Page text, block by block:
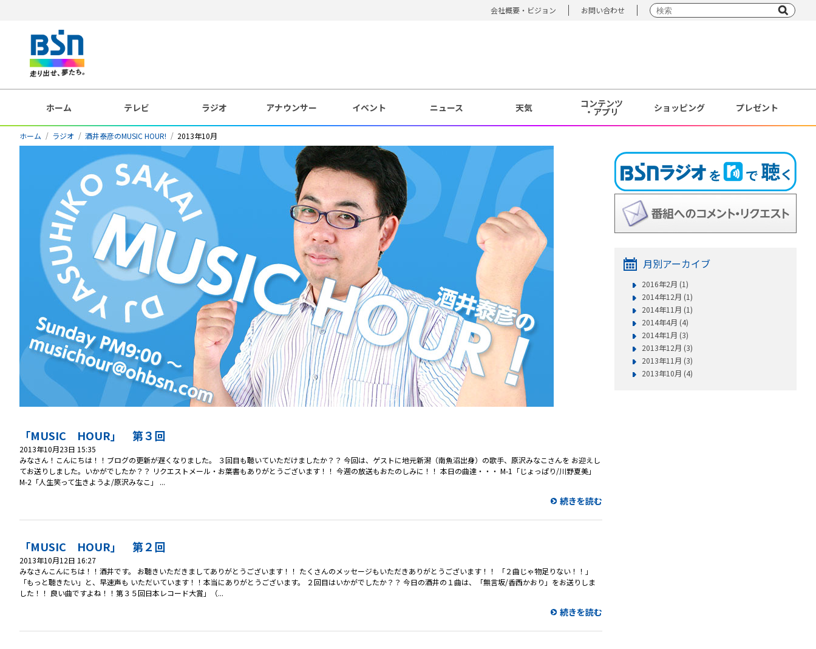
会社概要・ビジョン お問い合わせ
ホーム テレビ ラジオ アナウンサー イベント ニュース 天気 コンテンツ
・アプリ ショッピング プレゼント
ホーム ラジオ 酒井泰彦のMUSIC HOUR! 2013年10月
「MUSIC HOUR」 第３回
2013年10月23日 15:35
みなさん！こんにちは！！ブログの更新が遅くなりました。 ３回目も聴いていただけましたか？？ 今回は、ゲストに地元新潟（南魚沼出身）の歌手、原沢みなこさんを お迎えし
てお送りしました。いかがでしたか？？ リクエストメール・お葉書もありがとうございます！！ 今週の放送もおたのしみに！！ 本日の曲達・・・ M-1「じょっぱり/川野夏美」
M-2「人生笑って生きようよ/原沢みなこ」 ...
続きを読む
「MUSIC HOUR」 第２回
2013年10月12日 16:27
みなさんこんにちは！！酒井です。 お聴きいただきましてありがとうございます！！ たくさんのメッセージもいただきありがとうございます！！ 「２曲じゃ物足りない！！」
「もっと聴きたい」と、早速声も いただいています！！本当にありがとうございます。 ２回目はいかがでしたか？？ 今日の酒井の１曲は、「無言坂/香西かおり」をお送りしま
した！！ 良い曲ですよね！！第３５回日本レコード大賞」（...
続きを読む
月別アーカイブ
2016年2月 (1)
2014年12月 (1)
2014年11月 (1)
2014年4月 (4)
2014年1月 (3)
2013年12月 (3)
2013年11月 (3)
2013年10月 (4)